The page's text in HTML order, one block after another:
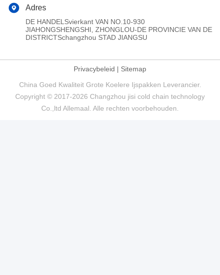
Adres
DE HANDELSvierkant VAN NO.10-930
JIAHONGSHENGSHI, ZHONGLOU-DE PROVINCIE VAN DE
DISTRICTSchangzhou STAD JIANGSU
Privacybeleid | Sitemap
China Goed Kwaliteit Grote Koelere Ijspakken Leverancier.
Copyright © 2017-2026 Changzhou jisi cold chain technology
Co.,ltd Allemaal. Alle rechten voorbehouden.